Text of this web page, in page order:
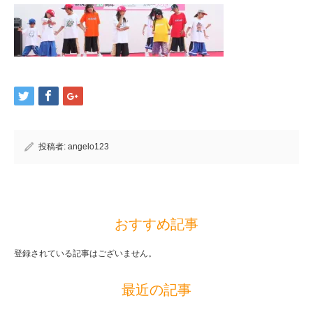
投稿者: angelo123
おすすめ記事
登録されている記事はございません。
最近の記事